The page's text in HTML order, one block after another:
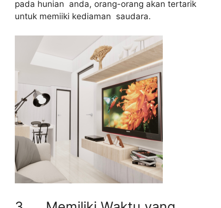
pada hunian anda, orang-orang akan tertarik
untuk memiiki kediaman saudara.